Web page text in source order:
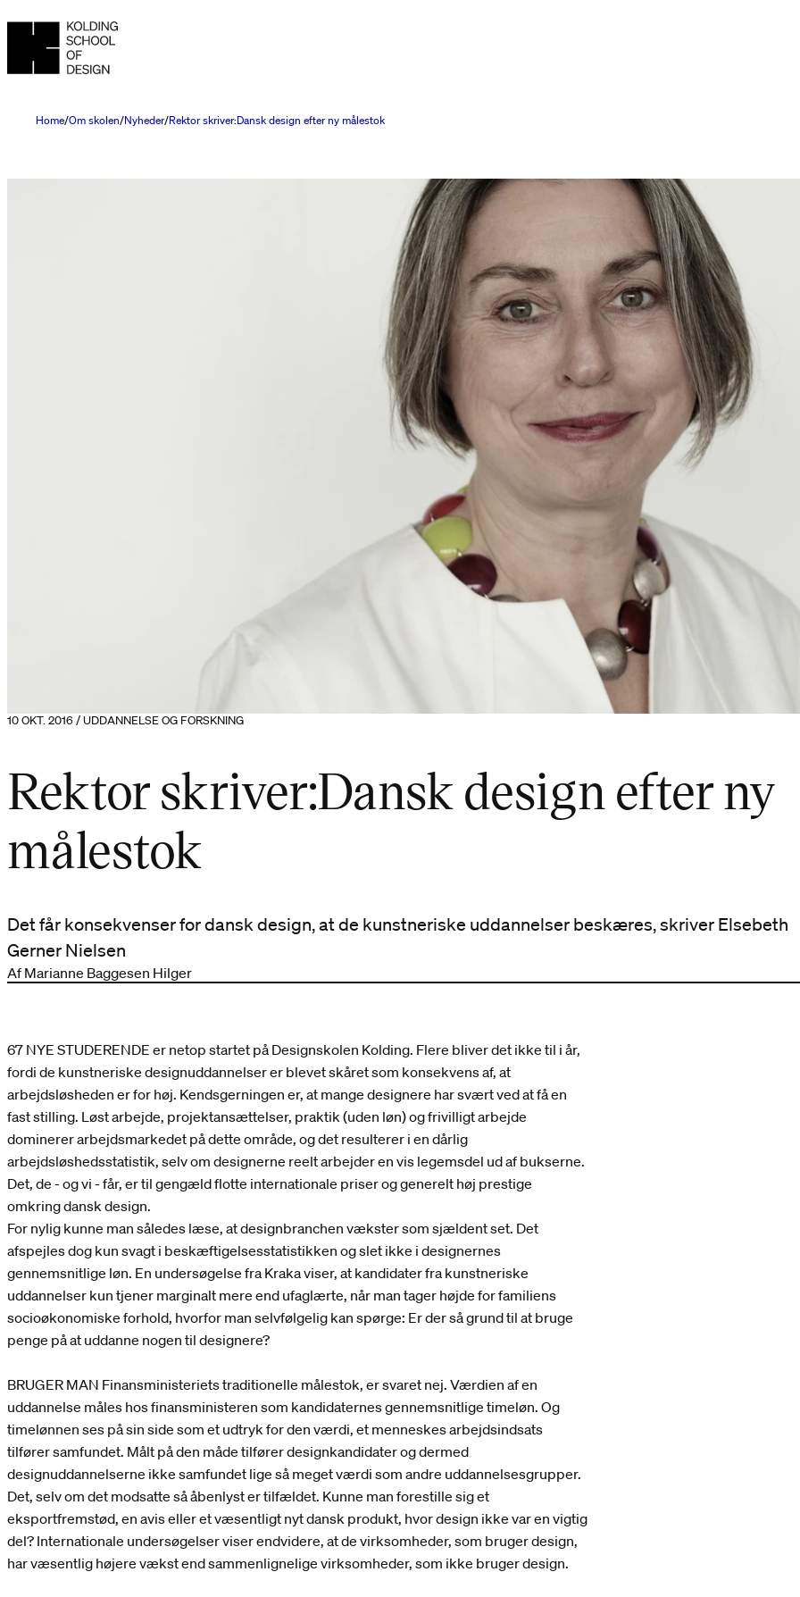
Home Om skolen Nyheder Rektor skriver:Dansk design efter ny målestok
10 OKT. 2016 / UDDANNELSE OG FORSKNING
Rektor skriver:Dansk design efter ny
målestok
Det får konsekvenser for dansk design, at de kunstneriske uddannelser beskæres, skriver Elsebeth
Gerner Nielsen
Af Marianne Baggesen Hilger
67 NYE STUDERENDE er netop startet på Designskolen Kolding. Flere bliver det ikke til i år,
fordi de kunstneriske designuddannelser er blevet skåret som konsekvens af, at
arbejdsløsheden er for høj. Kendsgerningen er, at mange designere har svært ved at få en
fast stilling. Løst arbejde, projektansættelser, praktik (uden løn) og frivilligt arbejde
dominerer arbejdsmarkedet på dette område, og det resulterer i en dårlig
arbejdsløshedsstatistik, selv om designerne reelt arbejder en vis legemsdel ud af bukserne.
Det, de - og vi - får, er til gengæld flotte internationale priser og generelt høj prestige
omkring dansk design.
For nylig kunne man således læse, at designbranchen vækster som sjældent set. Det
afspejles dog kun svagt i beskæftigelsesstatistikken og slet ikke i designernes
gennemsnitlige løn. En undersøgelse fra Kraka viser, at kandidater fra kunstneriske
uddannelser kun tjener marginalt mere end ufaglærte, når man tager højde for familiens
socioøkonomiske forhold, hvorfor man selvfølgelig kan spørge: Er der så grund til at bruge
penge på at uddanne nogen til designere?
BRUGER MAN Finansministeriets traditionelle målestok, er svaret nej. Værdien af en
uddannelse måles hos finansministeren som kandidaternes gennemsnitlige timeløn. Og
timelønnen ses på sin side som et udtryk for den værdi, et menneskes arbejdsindsats
tilfører samfundet. Målt på den måde tilfører designkandidater og dermed
designuddannelserne ikke samfundet lige så meget værdi som andre uddannelsesgrupper.
Det, selv om det modsatte så åbenlyst er tilfældet. Kunne man forestille sig et
eksportfremstød, en avis eller et væsentligt nyt dansk produkt, hvor design ikke var en vigtig
del? Internationale undersøgelser viser endvidere, at de virksomheder, som bruger design,
har væsentlig højere vækst end sammenlignelige virksomheder, som ikke bruger design.